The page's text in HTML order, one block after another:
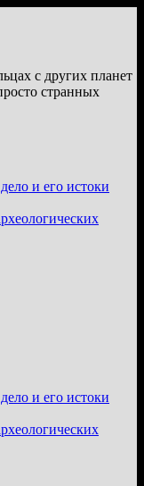
с других планет
странных
и его истоки
и его истоки